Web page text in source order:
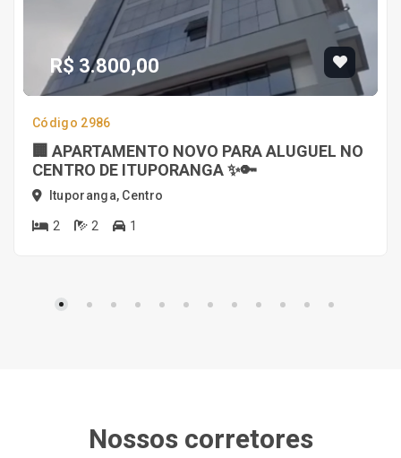
R$ 3.800,00
Código 2986
🏢 APARTAMENTO NOVO PARA ALUGUEL NO
CENTRO DE ITUPORANGA ✨🔑
Ituporanga, Centro
2 2 1
Nossos corretores